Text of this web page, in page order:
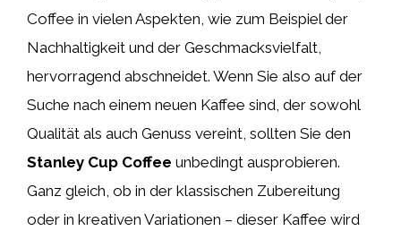
Coffee in vielen Aspekten, wie zum Beispiel der
Nachhaltigkeit und der Geschmacksvielfalt,
hervorragend abschneidet. Wenn Sie also auf der
Suche nach einem neuen Kaffee sind, der sowohl
Qualität als auch Genuss vereint, sollten Sie den
Stanley Cup Coffee unbedingt ausprobieren.
Ganz gleich, ob in der klassischen Zubereitung
oder in kreativen Variationen – dieser Kaffee wird